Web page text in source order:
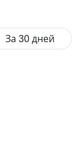
За 30 дней